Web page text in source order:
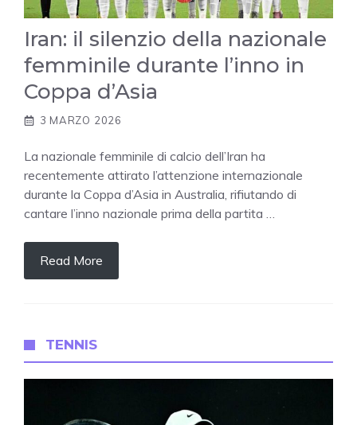
Iran: il silenzio della nazionale
femminile durante l’inno in
Coppa d’Asia
3 MARZO 2026
La nazionale femminile di calcio dell’Iran ha
recentemente attirato l’attenzione internazionale
durante la Coppa d’Asia in Australia, rifiutando di
cantare l’inno nazionale prima della partita …
Read More
TENNIS